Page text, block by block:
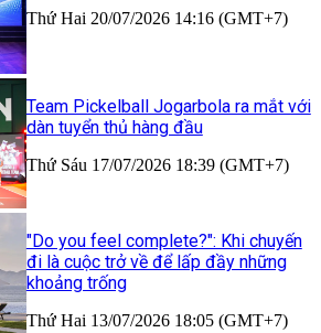
Thứ Hai 20/07/2026 14:16 (GMT+7)
Team Pickelball Jogarbola ra mắt với
dàn tuyển thủ hàng đầu
Thứ Sáu 17/07/2026 18:39 (GMT+7)
"Do you feel complete?": Khi chuyến
đi là cuộc trở về để lấp đầy những
khoảng trống
Thứ Hai 13/07/2026 18:05 (GMT+7)